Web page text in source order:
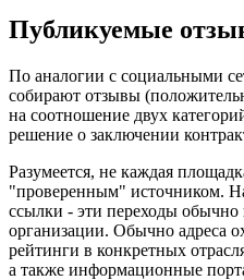
Публикуемые
По аналогии с социальными
собирают отзывы
на соотношение двух
решение о заключении
Разумеется, не каждая
"проверенным" источником.
ссылки - эти переходы обычно
организации. Обычно адреса
рейтинги в конкретных
а также информационные